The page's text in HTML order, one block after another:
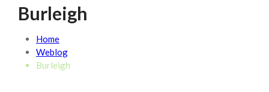
2026/7/28 御前崎方面 よれ入ったダンパー多め
2026/6/4 静波 風弱く見た目よりできました
2026/5/25 御前崎方面 カレント強くブレイク続かず
2026/5/13 静波 ダンパー中心
Burleigh
Home
Weblog
Burleigh